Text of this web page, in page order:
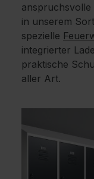
anspruchsvolle
in unserem
spezielle
integrierter
praktische
aller Art.